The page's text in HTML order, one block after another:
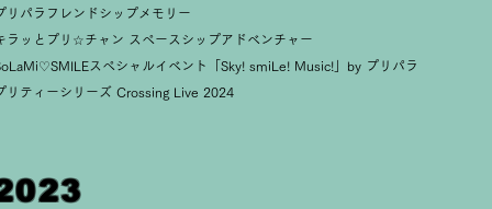
リパラフレンドシップメモリー
ラッとプリ☆チャン スペースシップアドベンチャー
スペシャルイベント「Sky! smiLe! Music!」by プリパラ
リティーシリーズ Crossing Live 2024